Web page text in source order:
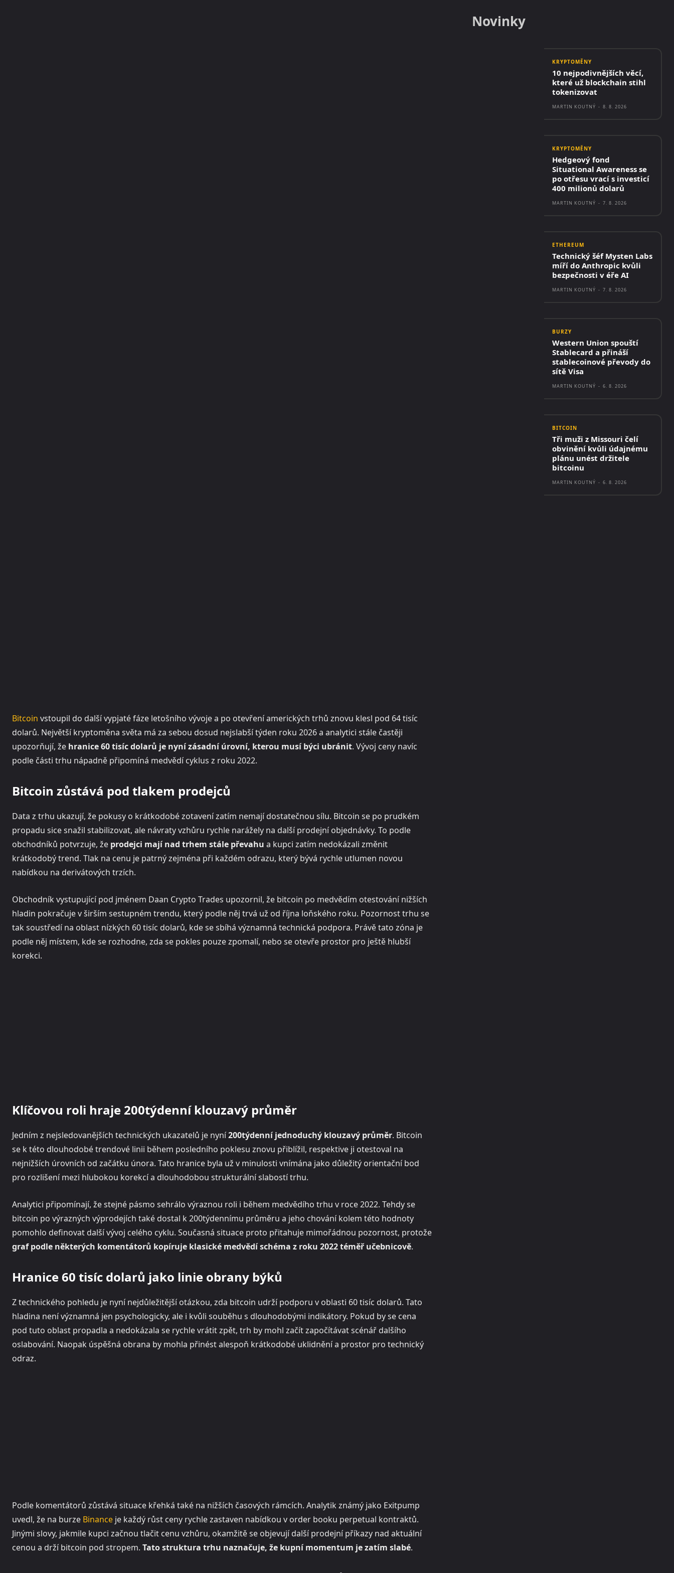
Bitcoin vstoupil do další vypjaté fáze letošního vývoje a po otevření amerických trhů znovu klesl pod 64 tisíc
dolarů. Největší kryptoměna světa má za sebou dosud nejslabší týden roku 2026 a analytici stále častěji
upozorňují, že hranice 60 tisíc dolarů je nyní zásadní úrovní, kterou musí býci ubránit. Vývoj ceny navíc
podle části trhu nápadně připomíná medvědí cyklus z roku 2022.
Bitcoin zůstává pod tlakem prodejců
Data z trhu ukazují, že pokusy o krátkodobé zotavení zatím nemají dostatečnou sílu. Bitcoin se po prudkém
propadu sice snažil stabilizovat, ale návraty vzhůru rychle narážely na další prodejní objednávky. To podle
obchodníků potvrzuje, že prodejci mají nad trhem stále převahu a kupci zatím nedokázali změnit
krátkodobý trend. Tlak na cenu je patrný zejména při každém odrazu, který bývá rychle utlumen novou
nabídkou na derivátových trzích.
Obchodník vystupující pod jménem Daan Crypto Trades upozornil, že bitcoin po medvědím otestování nižších
hladin pokračuje v širším sestupném trendu, který podle něj trvá už od října loňského roku. Pozornost trhu se
tak soustředí na oblast nízkých 60 tisíc dolarů, kde se sbíhá významná technická podpora. Právě tato zóna je
podle něj místem, kde se rozhodne, zda se pokles pouze zpomalí, nebo se otevře prostor pro ještě hlubší
korekci.
Klíčovou roli hraje 200týdenní klouzavý průměr
Jedním z nejsledovanějších technických ukazatelů je nyní200týdenní jednoduchý klouzavý průměr. Bitcoin
se k této dlouhodobé trendové linii během posledního poklesu znovu přiblížil, respektive ji otestoval na
nejnižších úrovních od začátku února. Tato hranice byla už v minulosti vnímána jako důležitý orientační bod
pro rozlišení mezi hlubokou korekcí a dlouhodobou strukturální slabostí trhu.
Analytici připomínají, že stejné pásmo sehrálo výraznou roli i během medvědího trhu v roce 2022. Tehdy se
bitcoin po výrazných výprodejích také dostal k 200týdennímu průměru a jeho chování kolem této hodnoty
pomohlo definovat další vývoj celého cyklu. Současná situace proto přitahuje mimořádnou pozornost, protože
graf podle některých komentátorů kopíruje klasické medvědí schéma z roku 2022 téměř učebnicově.
Hranice 60 tisíc dolarů jako linie obrany býků
Z technického pohledu je nyní nejdůležitější otázkou, zda bitcoin udrží podporu v oblasti 60 tisíc dolarů. Tato
hladina není významná jen psychologicky, ale i kvůli souběhu s dlouhodobými indikátory. Pokud by se cena
pod tuto oblast propadla a nedokázala se rychle vrátit zpět, trh by mohl začít započítávat scénář dalšího
oslabování. Naopak úspěšná obrana by mohla přinést alespoň krátkodobé uklidnění a prostor pro technický
odraz.
Podle komentátorů zůstává situace křehká také na nižších časových rámcích. Analytik známý jako Exitpump
uvedl, že na burze Binance je každý růst ceny rychle zastaven nabídkou v order booku perpetual kontraktů.
Jinými slovy, jakmile kupci začnou tlačit cenu vzhůru, okamžitě se objevují další prodejní příkazy nad aktuální
cenou a drží bitcoin pod stropem. Tato struktura trhu naznačuje, že kupní momentum je zatím slabé.
Novinky
KRYPTOMĚNY
10 nejpodivnějších věcí,
které už blockchain stihl
tokenizovat
MARTIN KOUTNÝ - 8. 8. 2026
KRYPTOMĚNY
Hedgeový fond
Situational Awareness se
po otřesu vrací s investicí
400 milionů dolarů
MARTIN KOUTNÝ - 7. 8. 2026
ETHEREUM
Technický šéf Mysten Labs
míří do Anthropic kvůli
bezpečnosti v éře AI
MARTIN KOUTNÝ - 7. 8. 2026
BURZY
Western Union spouští
Stablecard a přináší
stablecoinové převody do
sítě Visa
MARTIN KOUTNÝ - 6. 8. 2026
BITCOIN
Tři muži z Missouri čelí
obvinění kvůli údajnému
plánu unést držitele
bitcoinu
MARTIN KOUTNÝ - 6. 8. 2026